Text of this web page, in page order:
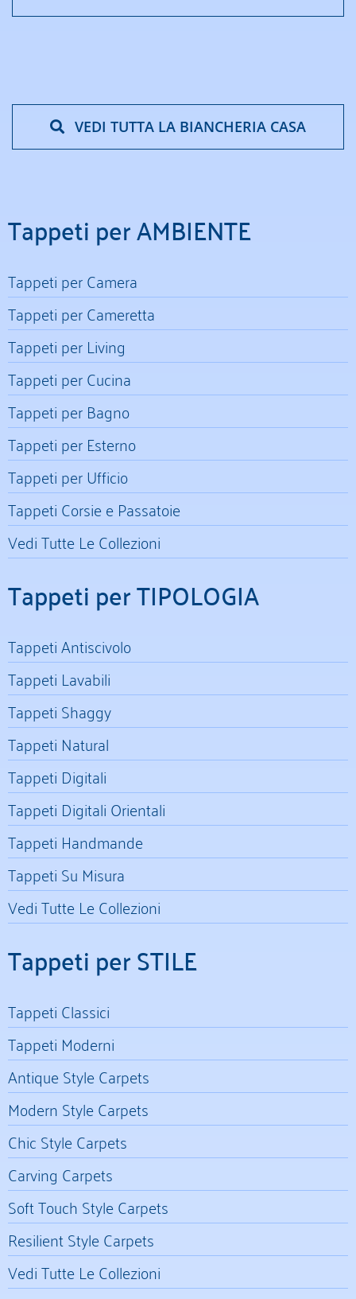
VEDI TUTTA LA BIANCHERIA CASA
Tappeti per AMBIENTE
Tappeti per Camera
Tappeti per Cameretta
Tappeti per Living
Tappeti per Cucina
Tappeti per Bagno
Tappeti per Esterno
Tappeti per Ufficio
Tappeti Corsie e Passatoie
Vedi Tutte Le Collezioni
Tappeti per TIPOLOGIA
Tappeti Antiscivolo
Tappeti Lavabili
Tappeti Shaggy
Tappeti Natural
Tappeti Digitali
Tappeti Digitali Orientali
Tappeti Handmande
Tappeti Su Misura
Vedi Tutte Le Collezioni
Tappeti per STILE
Tappeti Classici
Tappeti Moderni
Antique Style Carpets
Modern Style Carpets
Chic Style Carpets
Carving Carpets
Soft Touch Style Carpets
Resilient Style Carpets
Vedi Tutte Le Collezioni